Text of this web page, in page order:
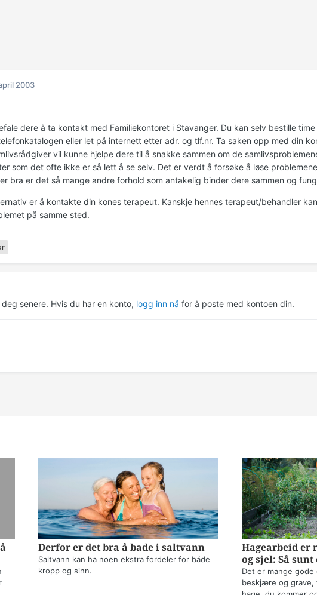
2003
dere å ta kontakt med Familiekontoret i Stavanger. Du kan selv bestille
eller let på internett etter adr. og tlf.nr. Ta saken opp med din
vil kunne hjelpe dere til å snakke sammen om de
som det ofte ikke er så lett å se selv. Det er verdt å forsøke å løse
bra er det så mange andre forhold som antakelig binder dere sammen og
er å kontakte din kones terapeut. Kanskje hennes terapeut/behandler
på samme sted.
senere. Hvis du har en konto, logg inn nå for å poste med kontoen din.
Derfor er det bra å bade i saltvann
Saltvann kan ha noen ekstra fordeler for både
kropp og sinn.
Hagearbeid er
og sjel: Så sunt
Det er mange
beskjære og grave,